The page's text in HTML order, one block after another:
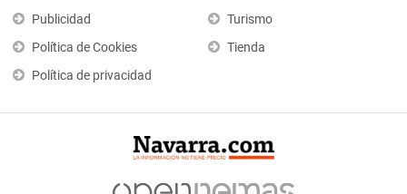
Publicidad
Política de Cookies
Política de privacidad
Turismo
Tienda